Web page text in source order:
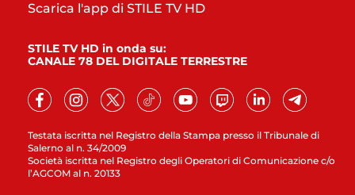
Testata iscritta nel Registro della Stampa presso il Tribunale di
Salerno al n. 34/2009
Società iscritta nel Registro degli Operatori di Comunicazione c/o
l’AGCOM al n. 20133
Scarica l'app di STILE TV HD
STILE TV HD in onda su:
CANALE 78 DEL DIGITALE TERRESTRE